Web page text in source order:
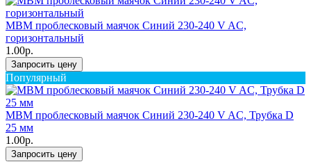
MBM проблесковый маячок Синий 230-240 V AC,
горизонтальный
1.00р.
Запросить цену
Популярный
MBM проблесковый маячок Синий 230-240 V AC, Трубка D
25 мм
1.00р.
Запросить цену